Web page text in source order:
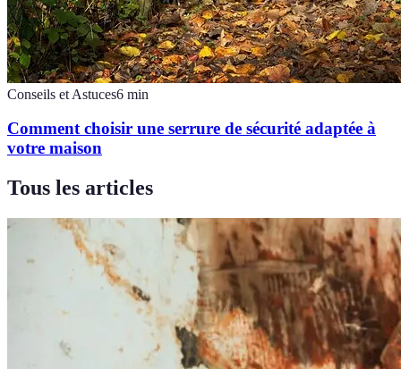
Conseils et Astuces6 min
Comment choisir une serrure de sécurité adaptée à
votre maison
Tous les articles